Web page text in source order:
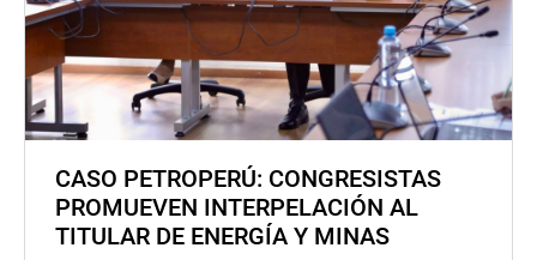
CASO PETROPERÚ: CONGRESISTAS
PROMUEVEN INTERPELACIÓN AL
TITULAR DE ENERGÍA Y MINAS